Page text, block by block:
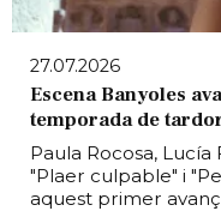
27.07.2026
Escena Banyoles
temporada de
Paula Rocosa,
"Plaer culpable" i
aquest primer